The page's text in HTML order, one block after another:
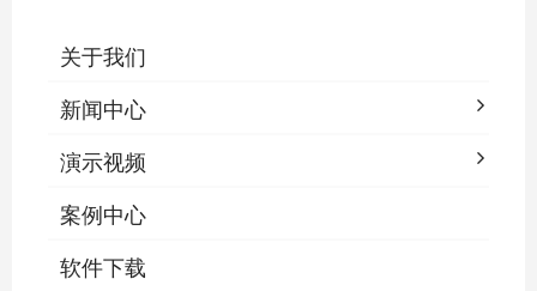
关于我们
新闻中心
演示视频
案例中心
软件下载